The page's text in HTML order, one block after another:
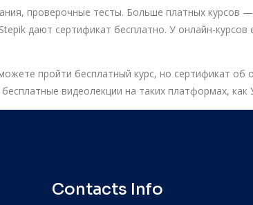
проверочные тесты. Больше платных курсов
дают сертификат бесплатно. У онлайн-курсов
пройти бесплатный курс, но сертификат об
видеолекции на таких платформах, как
Contacts Info